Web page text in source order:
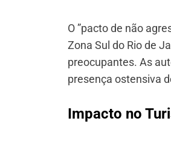
O ”pacto de não
Zona Sul do Rio de
preocupantes. As
presença ostensiva
Impacto no